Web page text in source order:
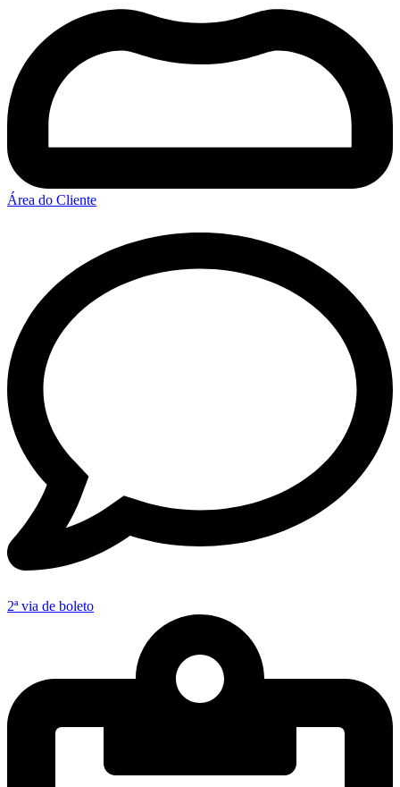
Área do Cliente
2ª via de boleto